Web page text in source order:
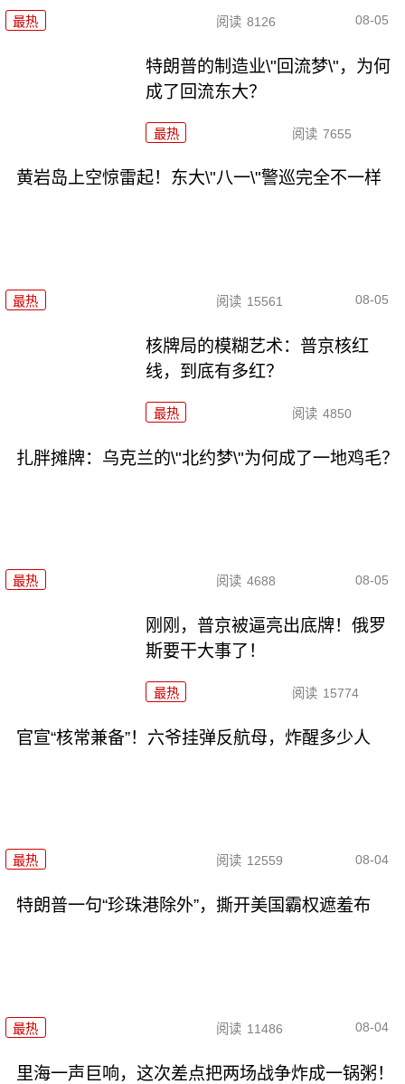
最热 阅读 8126 08-05
特朗普的制造业\"回流梦\"，为何
成了回流东大？
最热 阅读 7655
黄岩岛上空惊雷起！东大\"八一\"警巡完全不一样
最热 阅读 15561 08-05
核牌局的模糊艺术：普京核红
线，到底有多红？
最热 阅读 4850
扎胖摊牌：乌克兰的\"北约梦\"为何成了一地鸡毛？
最热 阅读 4688 08-05
刚刚，普京被逼亮出底牌！俄罗
斯要干大事了！
最热 阅读 15774
官宣“核常兼备”！六爷挂弹反航母，炸醒多少人
最热 阅读 12559 08-04
特朗普一句“珍珠港除外”，撕开美国霸权遮羞布
最热 阅读 11486 08-04
里海一声巨响，这次差点把两场战争炸成一锅粥！